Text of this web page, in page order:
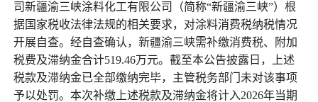
司新疆渝三峡涂料化工有限公司（简称“新疆渝三峡”）根
据国家税收法律法规的相关要求，对涂料消费税纳税情况
开展自查。经自查确认，新疆渝三峡需补缴消费税、附加
税费及滞纳金合计519.46万元。截至本公告披露日，上述
税款及滞纳金已全部缴纳完毕，主管税务部门未对该事项
予以处罚。本次补缴上述税款及滞纳金将计入2026年当期